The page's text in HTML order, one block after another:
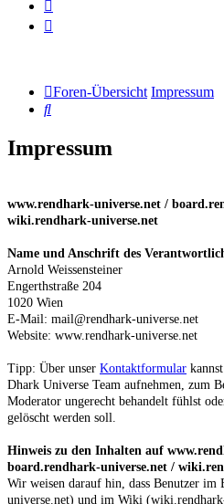
Foren-Übersicht Impressum
Suche
Impressum
www.rendhark-universe.net /
wiki.rendhark-universe.net
Name und Anschrift des
Arnold Weissensteiner
Engerthstraße 204
1020 Wien
E-Mail: mail@rendhark-universe.net
Website: www.rendhark-universe.net
Tipp: Über unser Kontaktformular
Dhark Universe Team aufnehmen, zum
Moderator ungerecht behandelt fühlst
gelöscht werden soll.
Hinweis zu den Inhalten auf
board.rendhark-universe.net /
Wir weisen darauf hin, dass Benutzer im
universe.net) und im Wiki